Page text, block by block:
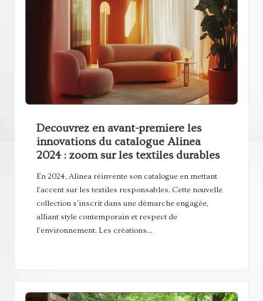
Decouvrez en avant-premiere les
innovations du catalogue Alinea
2024 : zoom sur les textiles durables
En 2024, Alinea réinvente son catalogue en mettant
l'accent sur les textiles responsables. Cette nouvelle
collection s'inscrit dans une démarche engagée,
alliant style contemporain et respect de
l'environnement. Les créations…